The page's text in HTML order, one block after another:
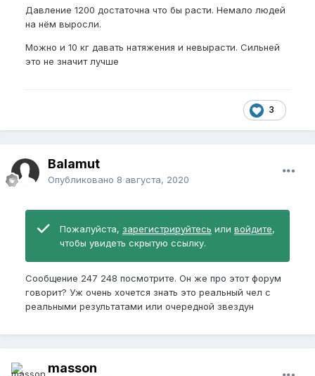
Давление 1200 достаточна что бы расти. Немало людей
на нём выросли.
Можно и 10 кг давать натяжения и невырасти. Сильней
это не значит лучше
3
Balamut
Опубликовано 8 августа, 2020
Пожалуйста, зарегистрируйтесь или войдите,
чтобы увидеть скрытую ссылку.
Сообщение 247 248 посмотрите. Он же про этот форум
говорит? Уж очень хочется знать это реальный чел с
реальными результатами или очередной звездун
masson